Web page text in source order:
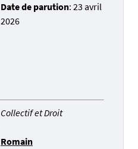
Date de parution: 23 avril
2026
Collectif et Droit
Romain